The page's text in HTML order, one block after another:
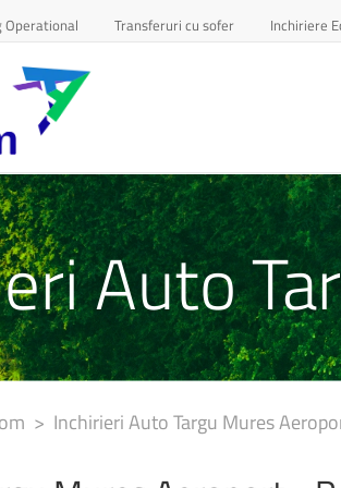
Operational Transferuri cu sofer Inchiriere
Auto
> Inchirieri Auto Targu Mures